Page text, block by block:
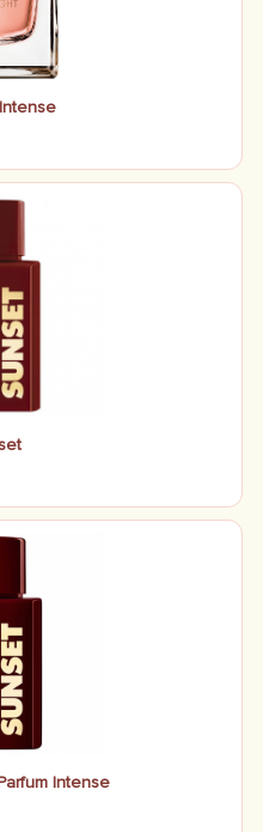
Intense